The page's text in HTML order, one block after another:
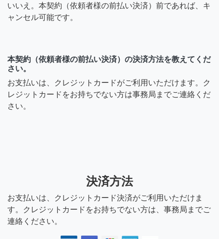
いいえ。本契約（依頼者様の前払い決済）前であれば、キ
ャンセル可能です。
本契約（依頼者様の前払い決済）の決済方法を教えてくだ
さい。
お支払いは、クレジットカードがご利用いただけます。ク
レジットカードをお持ちでない方は事務局までご連絡くだ
さい。
決済方法
お支払いは、クレジットカード決済がご利用いただけま
す。クレジットカードをお持ちでない方は、事務局までご
連絡ください。